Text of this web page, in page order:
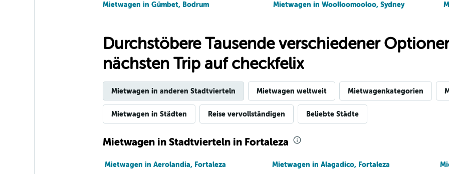
Mietwagen in Gümbet, Bodrum Mietwagen in Woolloomooloo, Sydney
Durchstöbere Tausende verschiedener
nächsten Trip auf checkfelix
Mietwagen in anderen Stadtvierteln Mietwagen weltweit Mietwagenkategorien
Mietwagen in Städten Reise vervollständigen Beliebte Städte
Mietwagen in Stadtvierteln in Fortaleza
Mietwagen in Aerolandia, Fortaleza Mietwagen in Alagadico, Fortaleza